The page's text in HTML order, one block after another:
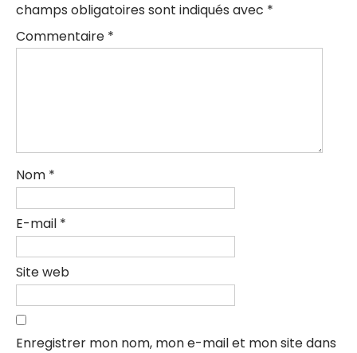
champs obligatoires sont indiqués avec *
Commentaire *
Nom *
E-mail *
Site web
Enregistrer mon nom, mon e-mail et mon site dans